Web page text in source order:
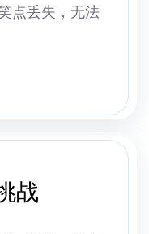
点丢失，无法
战